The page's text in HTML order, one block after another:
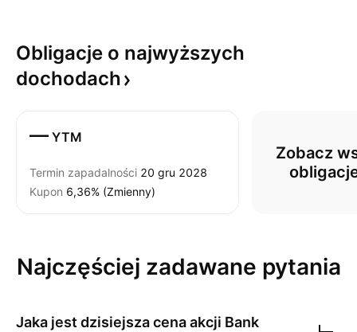
Obligacje o najwyższych
dochodach
— YTM
Termin zapadalności 20 gru 2028
Kupon 6,36% (Zmienny)
Zobacz
Najczęściej zadawane pytania
Jaka jest dzisiejsza cena akcji Bank